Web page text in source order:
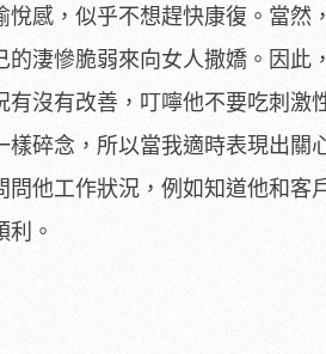
悅感，似乎不想趕快康復。當然
的淒慘脆弱來向女人撒嬌。因此
有沒有改善，叮嚀他不要吃刺激
樣碎念，所以當我適時表現出關
問他工作狀況，例如知道他和客
利。